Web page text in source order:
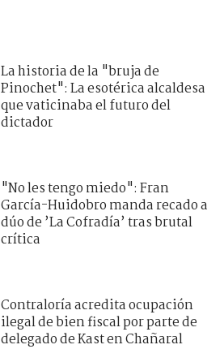
La historia de la "bruja de
Pinochet": La esotérica alcaldesa
que vaticinaba el futuro del
dictador
"No les tengo miedo": Fran
García-Huidobro manda recado a
dúo de ’La Cofradía’ tras brutal
crítica
Contraloría acredita ocupación
ilegal de bien fiscal por parte de
delegado de Kast en Chañaral